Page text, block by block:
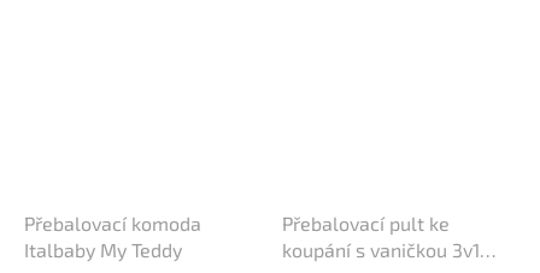
Přebalovací komoda
Italbaby My Teddy
Přebalovací pult ke
koupání s vaničkou 3v1